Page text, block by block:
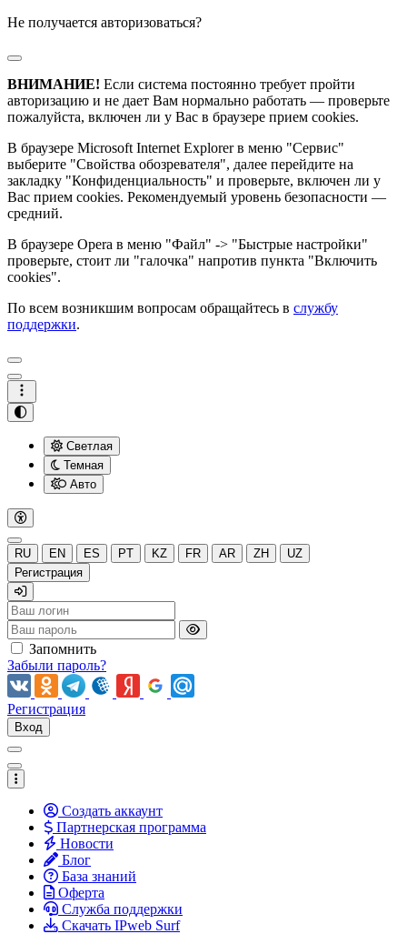
Не получается авторизоваться?
ВНИМАНИЕ! Если система постоянно требует пройти
авторизацию и не дает Вам нормально работать — проверьте
пожалуйста, включен ли у Вас в браузере прием cookies.
В браузере Microsoft Internet Explorer в меню "Сервис"
выберите "Свойства обозревателя", далее перейдите на
закладку "Конфиденциальность" и проверьте, включен ли у
Вас прием cookies. Рекомендуемый уровень безопасности —
средний.
В браузере Opera в меню "Файл" -> "Быстрые настройки"
проверьте, стоит ли "галочка" напротив пункта "Включить
cookies".
По всем возникшим вопросам обращайтесь в службу
поддержки.
Светлая
Темная
Авто
RU EN ES PT KZ FR AR ZH
UZ
Регистрация
Запомнить
Забыли пароль?
Регистрация
Вход
Создать аккаунт
Партнерская программа
Новости
Блог
База знаний
Оферта
Служба поддержки
Скачать IPweb Surf